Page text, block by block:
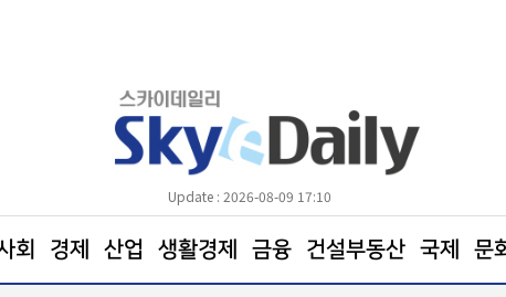
Update : 2026-08-09 17:10
회 경제 산업 생활경제 금융 건설부동산 국제 문